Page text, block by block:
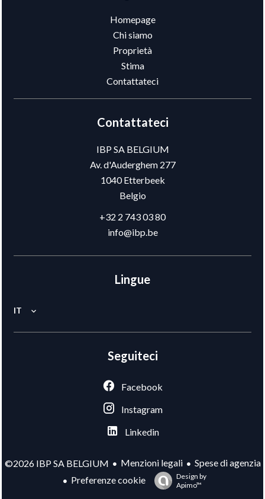
Homepage
Chi siamo
Proprietà
Stima
Contattateci
Contattateci
IBP SA BELGIUM
Av. d'Auderghem 277
1040Etterbeek
Belgio
+32 2 743 03 80
info@ibp.be
Lingue
IT
Seguiteci
Facebook
Instagram
Linkedin
©2026 IBP SA BELGIUM Menzioni legali
Spese di agenzia
Preferenze cookie
Design by
Apimo™